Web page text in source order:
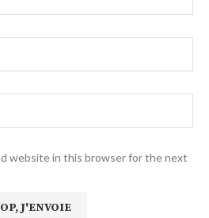
website in this browser for the next